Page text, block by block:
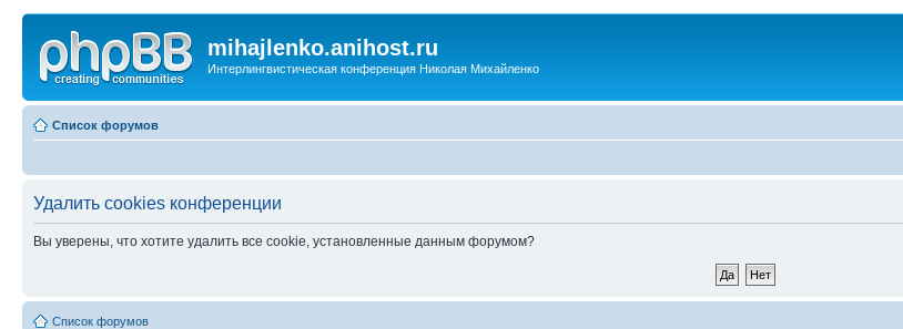
mihajlenko.anihost.ru
Интерлингвистическая конференция Николая Михайленко
Список форумов
Удалить cookies конференции
Вы уверены, что хотите удалить все cookie, установленные данным форумом?
Список форумов